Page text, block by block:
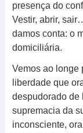
presença do
Vestir, abrir,
damos conta: o
domiciliária.
Vemos ao longe
liberdade que
despudorado de
supremacia da
inconsciente,